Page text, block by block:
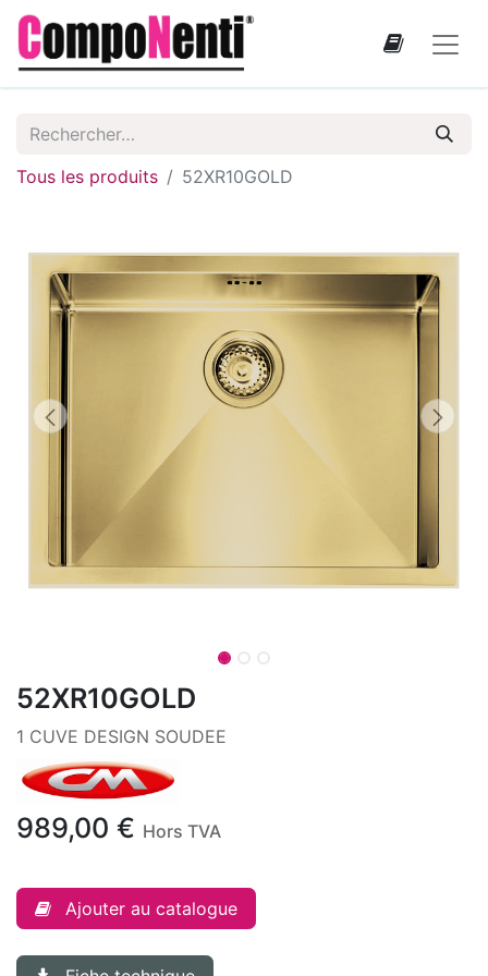
Tous les produits 52XR10GOLD
52XR10GOLD
1 CUVE DESIGN SOUDEE
989,00 € Hors TVA
Ajouter au catalogue